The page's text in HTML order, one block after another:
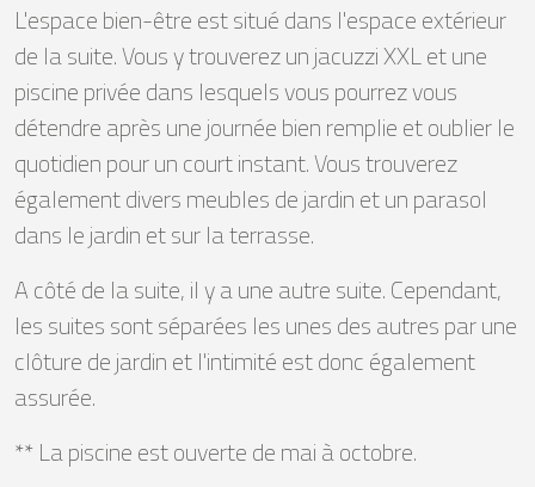
L'espace bien-être est situé dans l'espace extérieur
de la suite. Vous y trouverez un jacuzzi XXL et une
piscine privée dans lesquels vous pourrez vous
détendre après une journée bien remplie et oublier le
quotidien pour un court instant. Vous trouverez
également divers meubles de jardin et un parasol
dans le jardin et sur la terrasse.
A côté de la suite, il y a une autre suite. Cependant,
les suites sont séparées les unes des autres par une
clôture de jardin et l'intimité est donc également
assurée.
** La piscine est ouverte de mai à octobre.